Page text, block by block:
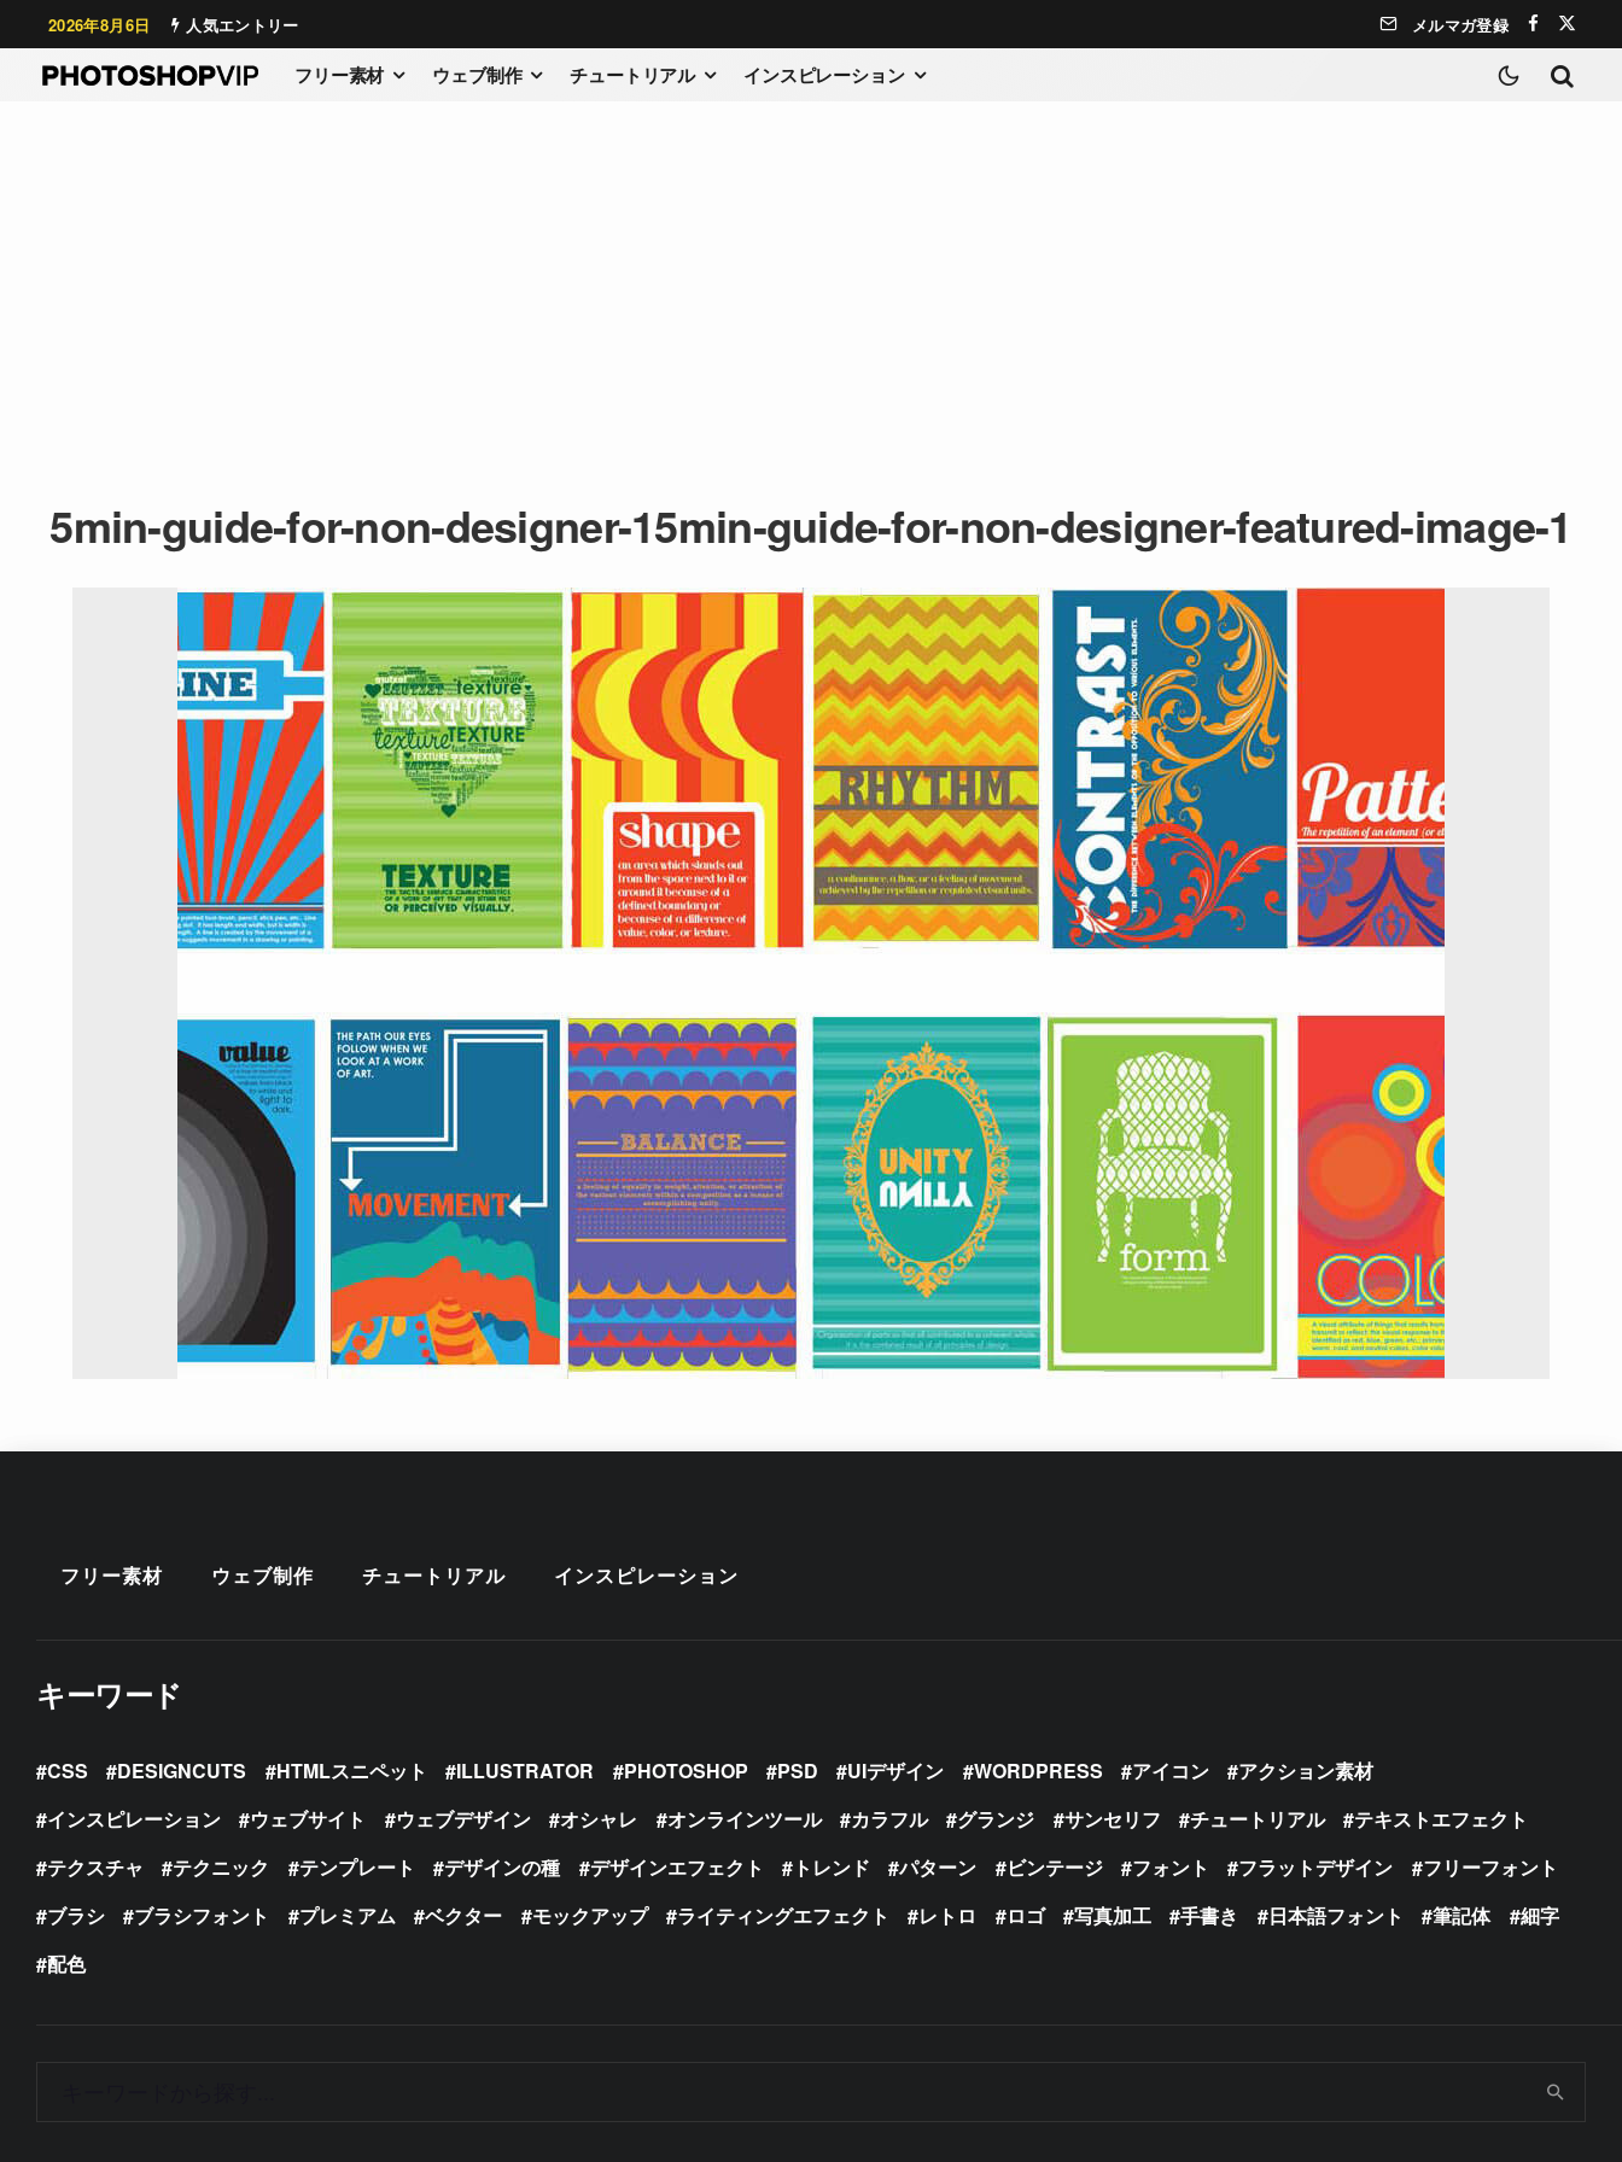
2026年8月6日 人気エントリー メルマガ登録
フリー素材 ウェブ制作 チュートリアル インスピレーション
5min-guide-for-non-designer-15min-guide-for-non-designer-featured-image-1
フリー素材 ウェブ制作 チュートリアル インスピレーション
キーワード
CSS DESIGNCUTS HTMLスニペット ILLUSTRATOR PHOTOSHOP PSD UIデザイン WORDPRESS アイコン
アクション素材
インスピレーション
ウェブサイト ウェブデザイン オシャレ オンラインツール カラフル グランジ サンセリフ チュートリアル
テキストエフェクト
テクスチャ
テクニック テンプレート デザインの種 デザインエフェクト トレンド パターン ビンテージ フォント フラットデザイン
フリーフォント
ブラシ
ブラシフォント プレミアム ベクター モックアップ ライティングエフェクト レトロ ロゴ 写真加工 手書き 日本語フォント 筆記体
細字
配色